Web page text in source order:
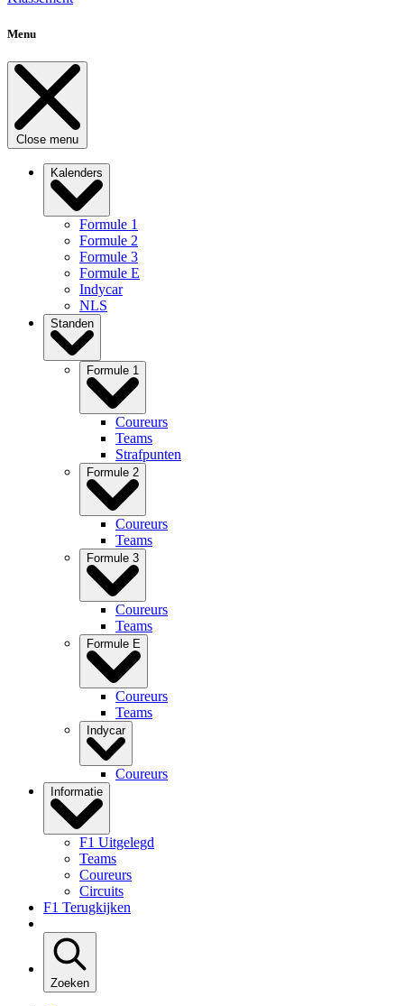
Menu
Close menu
Kalenders
Formule 1
Formule 2
Formule 3
Formule E
Indycar
NLS
Standen
Formule 1
Coureurs
Teams
Strafpunten
Formule 2
Coureurs
Teams
Formule 3
Coureurs
Teams
Formule E
Coureurs
Teams
Indycar
Coureurs
Informatie
F1 Uitgelegd
Teams
Coureurs
Circuits
F1 Terugkijken
Zoeken